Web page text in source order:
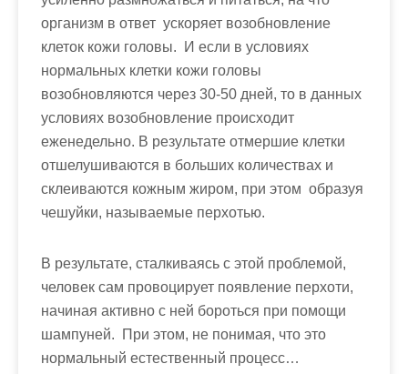
организм в ответ ускоряет возобновление
клеток кожи головы. И если в условиях
нормальных клетки кожи головы
возобновляются через 30-50 дней, то в данных
условиях возобновление происходит
еженедельно. В результате отмершие клетки
отшелушиваются в больших количествах и
склеиваются кожным жиром, при этом образуя
чешуйки, называемые перхотью.
В результате, сталкиваясь с этой проблемой,
человек сам провоцирует появление перхоти,
начиная активно с ней бороться при помощи
шампуней. При этом, не понимая, что это
нормальный естественный процесс…